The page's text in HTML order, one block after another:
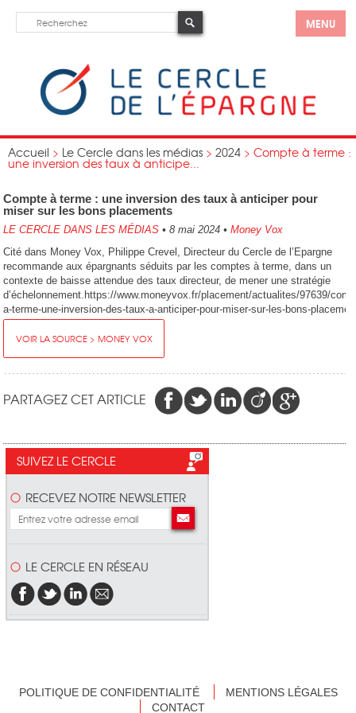
MENU
Accueil > Le Cercle dans les médias > 2024 > Compte à terme :
une inversion des taux à anticipe...
Compte à terme : une inversion des taux à anticiper pour
miser sur les bons placements
LE CERCLE DANS LES MÉDIAS • 8 mai 2024• Money Vox
Cité dans Money Vox, Philippe Crevel, Directeur du Cercle de l’Epargne
recommande aux épargnants séduits par les comptes à terme, dans un
contexte de baisse attendue des taux directeur, de mener une stratégie
d’échelonnement.https://www.moneyvox.fr/placement/actualites/97639/
a-terme-une-inversion-des-taux-a-anticiper-pour-miser-sur-les-bons-
VOIR LA SOURCE > MONEY VOX
PARTAGEZ CET ARTICLE
SUIVEZ LE CERCLE
RECEVEZ NOTRE NEWSLETTER
LE CERCLE EN RÉSEAU
POLITIQUE DE CONFIDENTIALITÉ
MENTIONS LÉGALES
CONTACT